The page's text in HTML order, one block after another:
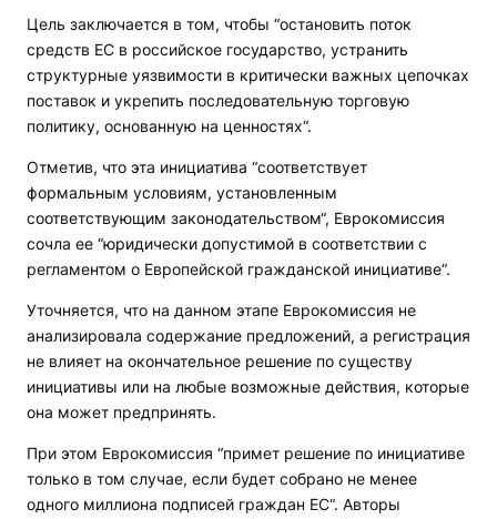
Цель заключается в том, чтобы “остановить поток
средств ЕС в российское государство, устранить
структурные уязвимости в критически важных цепочках
поставок и укрепить последовательную торговую
политику, основанную на ценностях“.
Отметив, что эта инициатива “соответствует
формальным условиям, установленным
соответствующим законодательством“, Еврокомиссия
сочла ее “юридически допустимой в соответствии с
регламентом о Европейской гражданской инициативе“.
Уточняется, что на данном этапе Еврокомиссия не
анализировала содержание предложений, а регистрация
не влияет на окончательное решение по существу
инициативы или на любые возможные действия, которые
она может предпринять.
При этом Еврокомиссия “примет решение по инициативе
только в том случае, если будет собрано не менее
одного миллиона подписей граждан ЕС“. Авторы